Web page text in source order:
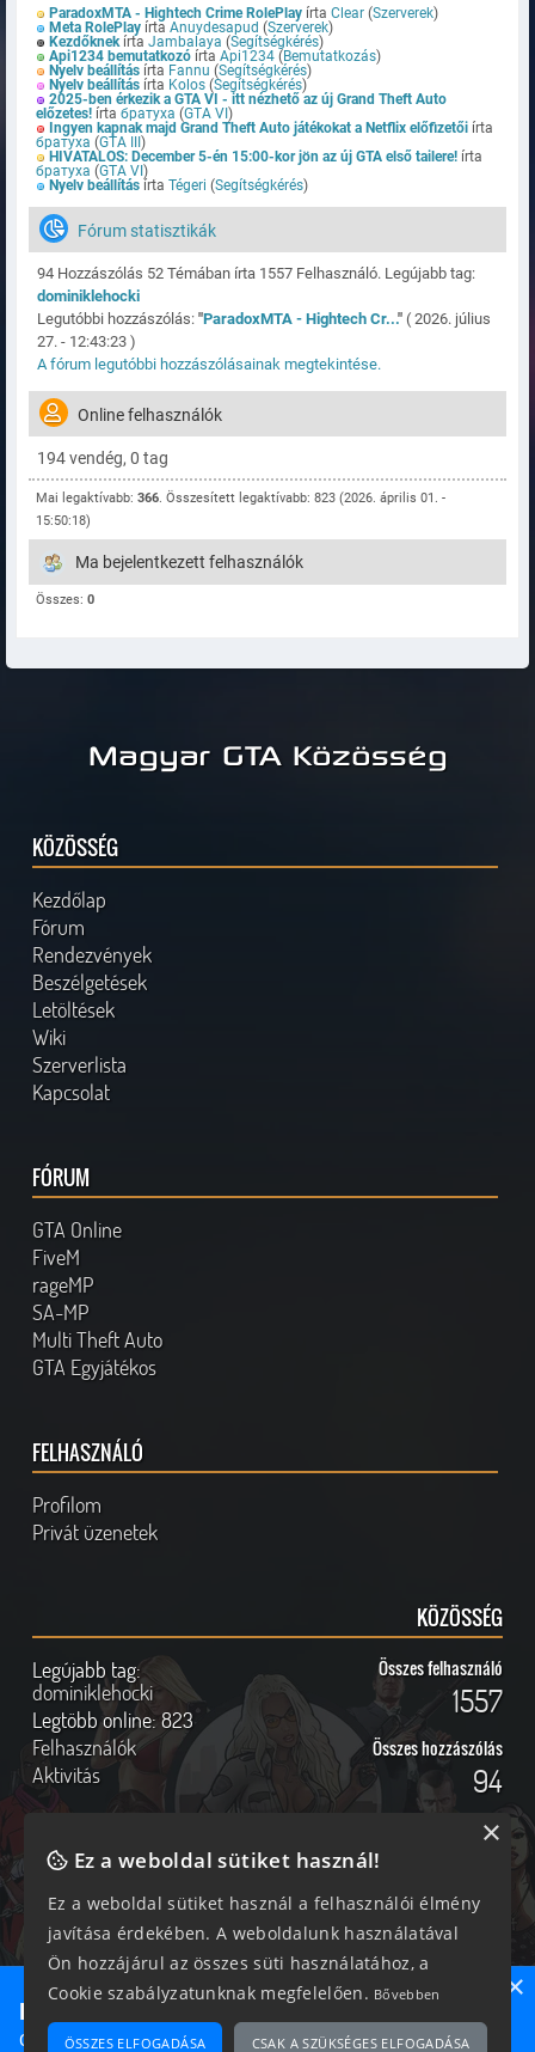
ParadoxMTA - Hightech Crime RolePlay írta Clear (Szerverek)
Meta RolePlay írta Anuydesapud (Szerverek)
Kezdőknek írta Jambalaya (Segítségkérés)
Api1234 bemutatkozó írta Api1234 (Bemutatkozás)
Nyelv beállítás írta Fannu (Segítségkérés)
Nyelv beállítás írta Kolos (Segítségkérés)
2025-ben érkezik a GTA VI - itt nézhető az új Grand Theft Auto
előzetes! írta братуха (GTA VI )
Ingyen kapnak majd Grand Theft Auto játékokat a Netflix előfizetői írta
братуха (GTA III )
HIVATALOS: December 5-én 15:00-kor jön az új GTA első tailere! írta
братуха (GTA VI )
Nyelv beállítás írta Tégeri (Segítségkérés)
Fórum statisztikák
94 Hozzászólás 52 Témában írta 1557 Felhasználó. Legújabb tag:
dominiklehocki
Legutóbbi hozzászólás: "ParadoxMTA - Hightech Cr..."( 2026. július
27. - 12:43:23 )
A fórum legutóbbi hozzászólásainak megtekintése.
Online felhasználók
194 vendég, 0 tag
Mai legaktívabb: 366. Összesített legaktívabb: 823 (2026. április 01. -
15:50:18)
Ma bejelentkezett felhasználók
Összes: 0
Magyar GTA Közösség
KÖZÖSSÉG
Kezdőlap
Fórum
Rendezvények
Beszélgetések
Letöltések
Wiki
Szerverlista
Kapcsolat
FÓRUM
GTA Online
FiveM
rageMP
SA-MP
Multi Theft Auto
GTA Egyjátékos
FELHASZNÁLÓ
Profilom
Privát üzenetek
KÖZÖSSÉG
Legújabb tag:
dominiklehocki
Legtöbb online:823
Felhasználók
Aktivitás
Összes felhasználó
1557
Összes hozzászólás
94
Online felhasználók
194 vendég, 0 tag
Kövess Minket!
Ne maradj le semmiről!
Csatlakozz most hozzánk, hogy megtudd, milyen egy igazi
×
Ez a weboldal sütiket használ!
Ez a weboldal sütiket használ a felhasználói élmény
javítása érdekében. A weboldalunk használatával
Ön hozzájárul az összes süti használatához, a
Cookie szabályzatunknak megfelelően. Bővebben
ÖSSZES ELFOGADÁSA CSAK A SZÜKSÉGES ELFOGADÁSA
×